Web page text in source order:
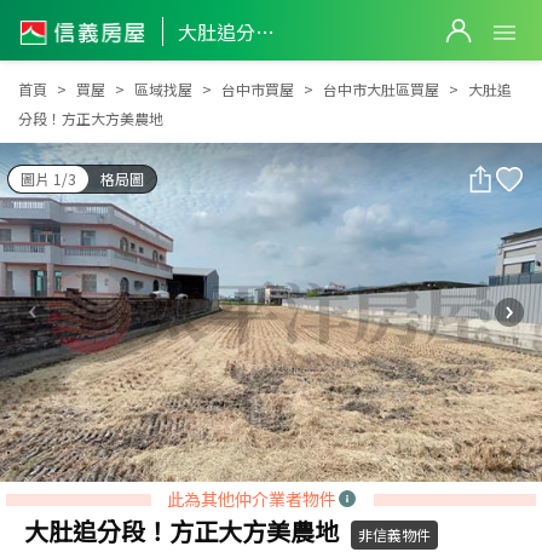
大肚追分段！方正大方美農地
大肚追分段！方正大方美農地
首頁 買屋 區域找屋 台中市買屋 台中市大肚區買屋
大肚追
分段！方正大方美農地
圖片 1/3 格局圖
此為其他仲介業者物件
大肚追分段！方正大方美農地 非信義物件